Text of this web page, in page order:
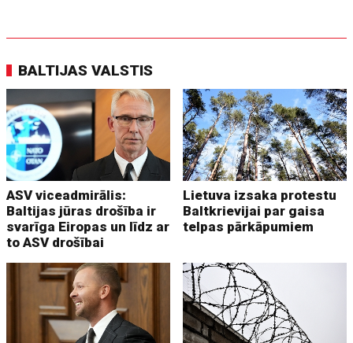
BALTIJAS VALSTIS
ASV viceadmirālis:
Baltijas jūras drošība ir
svarīga Eiropas un līdz ar
to ASV drošībai
Lietuva izsaka protestu
Baltkrievijai par gaisa
telpas pārkāpumiem